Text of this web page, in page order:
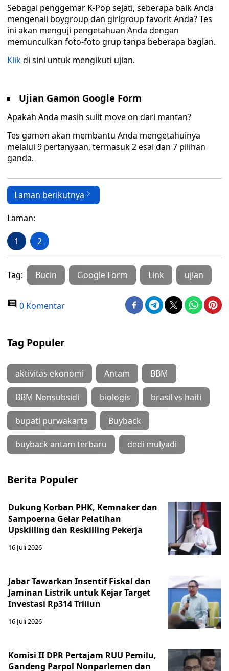
Sebagai penggemar K-Pop sejati, seberapa baik Anda
mengenali boygroup dan girlgroup favorit Anda? Tes
ini akan menguji pengetahuan Anda dengan
memunculkan foto-foto grup tanpa beberapa bagian.
Klikdi sini untuk mengikuti ujian.
Ujian Gamon Google Form
Apakah Anda masih sulit move on dari mantan?
Tes gamon akan membantu Anda mengetahuinya
melalui 9 pertanyaan, termasuk 2 esai dan 7 pilihan
ganda.
Laman berikutnya
Laman:
1 2
Tag: Bucin Google Form Link ujian
0 Komentar
Tag Populer
aktivitas ekonomi Antam BBM
BBM Nonsubsidi biologis brasil vs haiti
bupati purwakarta Buyback
buyback antam terbaru dedi mulyadi
Berita Populer
Dukung Korban PHK, Kemnaker dan
Sampoerna Gelar Pelatihan
Upskilling dan Reskilling Pekerja
16 Juli 2026
Jabar Tawarkan Insentif Fiskal dan
Jaminan Listrik untuk Kejar Target
Investasi Rp314 Triliun
16 Juli 2026
Komisi II DPR Pertajam RUU Pemilu,
Gandeng Parpol Nonparlemen dan